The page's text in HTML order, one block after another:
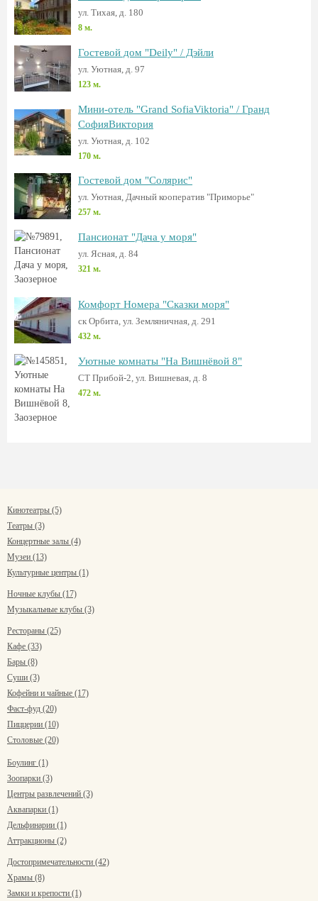
ул. Тихая, д. 180
8 м.
Гостевой дом "Deily" / Дэйли
ул. Уютная, д. 97
123 м.
Мини-отель "Grand SofiaViktoria" / Гранд
СофияВиктория
ул. Уютная, д. 102
170 м.
Гостевой дом "Солярис"
ул. Уютная, Дачный кооператив "Приморье"
257 м.
Пансионат "Дача у моря"
ул. Ясная, д. 84
321 м.
Комфорт Номера "Сказки моря"
ск Орбита, ул. Земляничная, д. 291
432 м.
Уютные комнаты "На Вишнёвой 8"
СТ Прибой-2, ул. Вишневая, д. 8
472 м.
Кинотеатры (5)
Театры (3)
Концертные залы (4)
Музеи (13)
Культурные центры (1)
Ночные клубы (17)
Музыкальные клубы (3)
Рестораны (25)
Кафе (33)
Бары (8)
Суши (3)
Кофейни и чайные (17)
Фаст-фуд (20)
Пиццерии (10)
Столовые (20)
Боулинг (1)
Зоопарки (3)
Центры развлечений (3)
Аквапарки (1)
Дельфинарии (1)
Аттракционы (2)
Достопримечательности (42)
Храмы (8)
Замки и крепости (1)